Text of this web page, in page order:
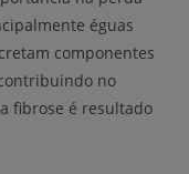
éguas
componentes
no
fibrose é resultado